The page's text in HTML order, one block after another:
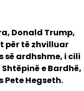
Donald Trump,
për të zhvilluar
ardhshme, i cili
e Bardhë,
Pete Hegseth.